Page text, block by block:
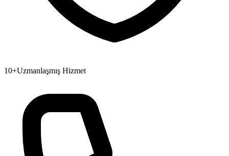
10+Uzmanlaşmış Hizmet